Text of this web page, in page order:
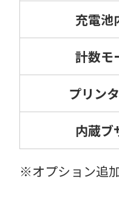
充電池
計数モ
プリン
内蔵ブ
※オプション追